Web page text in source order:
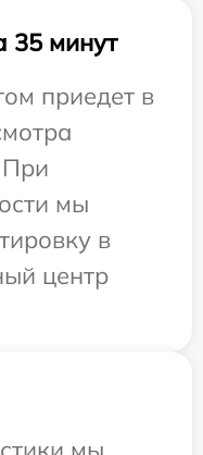
35 минут
приедет в
При
мы
в
центр